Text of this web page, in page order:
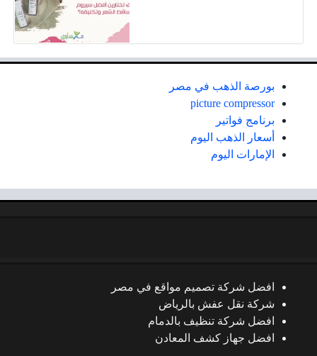
بورصة الذهب في مصر
picture compressor
برنامج فواتير
أسعار الذهب اليوم
الإمارات اليوم
افضل شركة تصميم مواقع في مصر
شركة نقل عفش بالرياض
افضل شركة تنظيف بالدمام
افضل جهاز كشف المعادن